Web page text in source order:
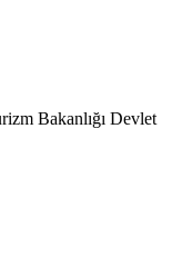
Bakanlığı Devlet